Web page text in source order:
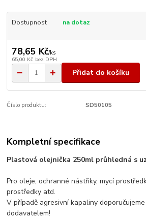
Dostupnost na dotaz
78,65 Kč/ks
65,00 Kč bez DPH
Přidat do košíku
Číslo produktu: SD50105
Kompletní specifikace
Plastová olejnička 250ml průhledná s
Pro oleje, ochranné nástřiky, mycí
prostředky atd.
V případě agresivní kapaliny
dodavatelem!